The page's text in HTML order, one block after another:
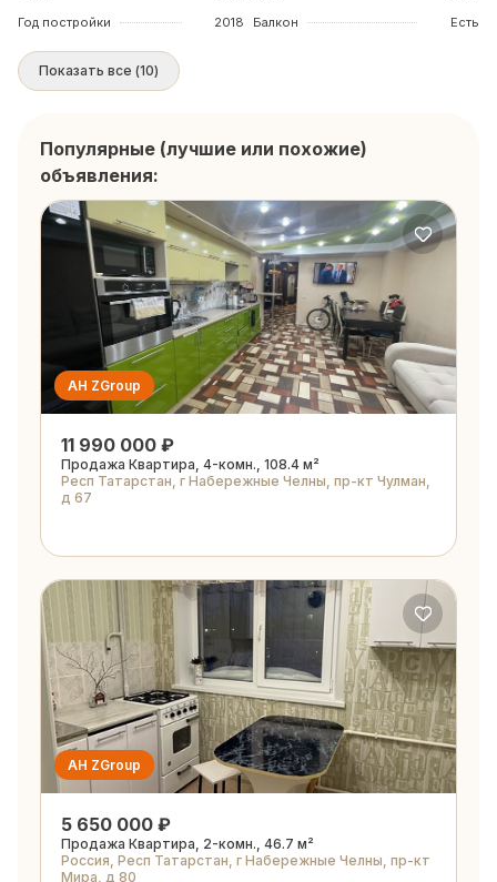
Год постройки
2018
Балкон
Есть
Показать все (10)
Популярные (лучшие или похожие)
объявления:
АН ZGroup
11 990 000 ₽
Продажа Квартира, 4-комн., 108.4 м²
Респ Татарстан, г Набережные Челны, пр-кт Чулман,
д 67
АН ZGroup
5 650 000 ₽
Продажа Квартира, 2-комн., 46.7 м²
Россия, Респ Татарстан, г Набережные Челны, пр-кт
Мира, д 80